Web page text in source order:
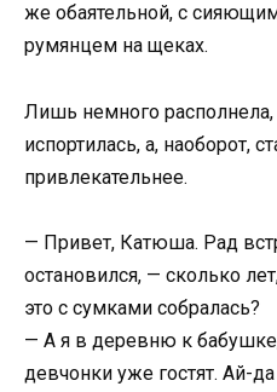
же обаятельной, с
румянцем на щеках.
Лишь немного располнела,
испортилась, а, наоборот,
привлекательнее.
— Привет, Катюша. Рад
остановился, — сколько
это с сумками собралась?
— А я в деревню к
девчонки уже гостят. Ай-